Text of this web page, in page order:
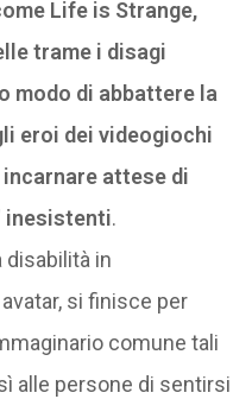
Life is Strange,
trame i disagi
modo di abbattere la
eroi dei videogiochi
attese di
inesistenti.
disabilità in
si finisce per
comune tali
alle persone di sentirsi